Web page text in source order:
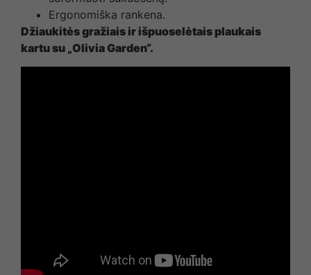
Ergonomiška rankena.
Džiaukitės gražiais ir išpuoselėtais plaukais
kartu su „Olivia Garden“.